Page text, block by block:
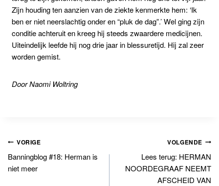
Zijn houding ten aanzien van de ziekte kenmerkte hem: ‘Ik
ben er niet neerslachtig onder en “pluk de dag”.’ Wel ging zijn
conditie achteruit en kreeg hij steeds zwaardere medicijnen.
Uiteindelijk leefde hij nog drie jaar in blessuretijd. Hij zal zeer
worden gemist.
Door Naomi Woltring
Bericht
navigatie
VORIGE
Banningblog #18: Herman is
niet meer
VOLGENDE
Lees terug: HERMAN
NOORDEGRAAF NEEMT
AFSCHEID VAN